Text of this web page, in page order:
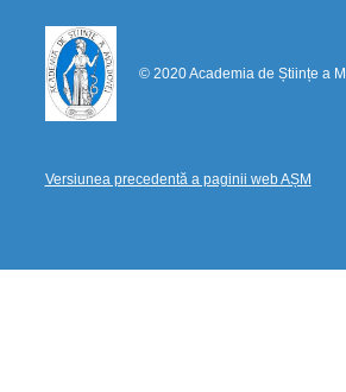
© 2020 Academia de Științe a
Versiunea precedentă a paginii web AȘM